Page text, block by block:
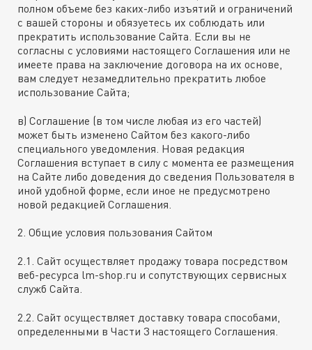
полном объеме без каких-либо изъятий и ограничений
с вашей стороны и обязуетесь их соблюдать или
прекратить использование Сайта. Если вы не
согласны с условиями настоящего Соглашения или не
имеете права на заключение договора на их основе,
вам следует незамедлительно прекратить любое
использование Сайта;
в) Соглашение (в том числе любая из его частей)
может быть изменено Сайтом без какого-либо
специального уведомления. Новая редакция
Соглашения вступает в силу с момента ее размещения
на Сайте либо доведения до сведения Пользователя в
иной удобной форме, если иное не предусмотрено
новой редакцией Соглашения.
2. Общие условия пользования Сайтом
2.1. Сайт осуществляет продажу товара посредством
веб-ресурса lm-shop.ru и сопутствующих сервисных
служб Сайта.
2.2. Сайт осуществляет доставку товара способами,
определенными в Части 3 настоящего Соглашения.